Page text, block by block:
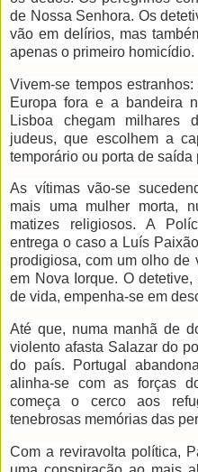
de Nossa Senhora. Os
vão em delírios, mas
apenas o primeiro homicídio.
Vivem-se tempos
Europa fora e a bandeira
Lisboa chegam milhares
judeus, que escolhem a
temporário ou porta de
As vítimas vão-se
mais uma mulher morta,
matizes religiosos. A
entrega o caso a Luís
prodigiosa, com um olho de
em Nova Iorque. O
de vida, empenha-se em
Até que, numa manhã de
violento afasta Salazar do
do país. Portugal
alinha-se com as forças
começa o cerco aos
tenebrosas memórias das
Com a reviravolta política,